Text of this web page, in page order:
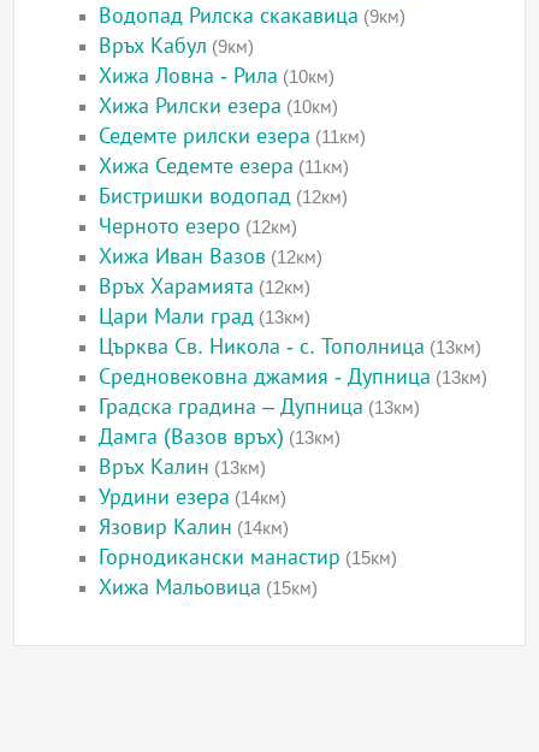
Водопад Рилска скакавица (9км)
Връх Кабул (9км)
Хижа Ловна - Рила (10км)
Хижа Рилски езера (10км)
Седемте рилски езера (11км)
Хижа Седемте езера (11км)
Бистришки водопад (12км)
Черното езеро (12км)
Хижа Иван Вазов (12км)
Връх Харамията (12км)
Цари Мали град (13км)
Църква Св. Никола - с. Тополница (13км)
Средновековна джамия - Дупница (13км)
Градска градина – Дупница (13км)
Дамга (Вазов връх) (13км)
Връх Калин (13км)
Урдини езера (14км)
Язовир Калин (14км)
Горнодикански манастир (15км)
Хижа Мальовица (15км)